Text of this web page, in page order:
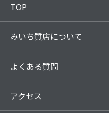
TOP
みいち質店について
よくある質問
アクセス